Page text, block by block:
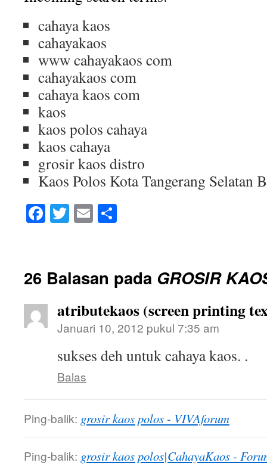
cahaya kaos
cahayakaos
www cahayakaos com
cahayakaos com
cahaya kaos com
kaos
kaos polos cahaya
kaos cahaya
grosir kaos distro
Kaos Polos Kota Tangerang Selatan
Facebook
Twitter
Email
26 Balasan pada GROSIR
atributekaos (screen printing
Januari 10, 2012 pukul 7:35 am
sukses deh untuk cahaya kaos. .
Balas
Ping-balik: grosir kaos polos - VIVAforum
Ping-balik: grosir kaos polos|CahayaKaos -